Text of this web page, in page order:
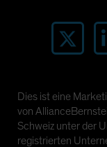
Dies ist eine
von
Schweiz unter der
registrierten